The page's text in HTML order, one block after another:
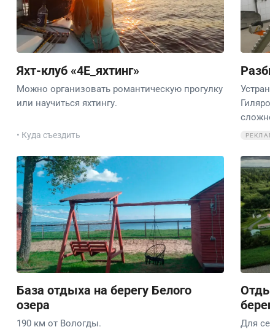
Яхт-клуб «4Е_яхтинг»
Можно организовать романтическую прогулку
или научиться яхтингу.
• Куда съездить
База отдыха на берегу Белого
озера
190 км от Вологды.
Для